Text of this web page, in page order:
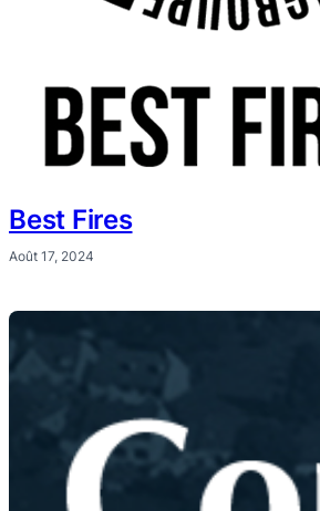
Best Fires
Août 17, 2024